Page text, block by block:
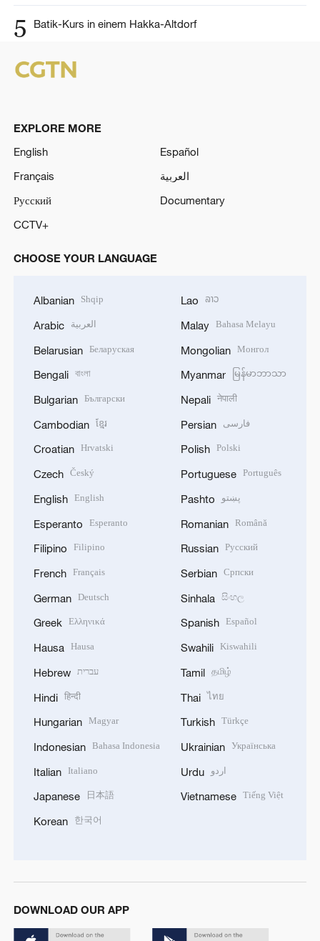
5 Batik-Kurs in einem Hakka-Altdorf
EXPLORE MORE
English
Español
Français
العربية
Русский
Documentary
CCTV+
CHOOSE YOUR LANGUAGE
Albanian Shqip
Arabic العربية
Belarusian Беларуская
Bengali বাংলা
Bulgarian Български
Cambodian ខ្មែរ
Croatian Hrvatski
Czech Český
English English
Esperanto Esperanto
Filipino Filipino
French Français
German Deutsch
Greek Ελληνικά
Hausa Hausa
Hebrew עברית
Hindi हिन्दी
Hungarian Magyar
Indonesian Bahasa Indonesia
Italian Italiano
Japanese 日本語
Korean 한국어
Lao ລາວ
Malay Bahasa Melayu
Mongolian Монгол
Myanmar မြန်မာဘာသာ
Nepali नेपाली
Persian فارسی
Polish Polski
Portuguese Português
Pashto پښتو
Romanian Română
Russian Русский
Serbian Српски
Sinhala සිංහල
Spanish Español
Swahili Kiswahili
Tamil தமிழ்
Thai ไทย
Turkish Türkçe
Ukrainian Українська
Urdu اردو
Vietnamese Tiếng Việt
DOWNLOAD OUR APP